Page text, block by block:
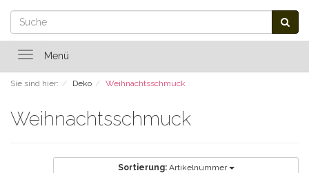
ToggleMenü
Sie sind hier: Deko Weihnachtsschmuck
Weihnachtsschmuck
Sortierung: Artikelnummer